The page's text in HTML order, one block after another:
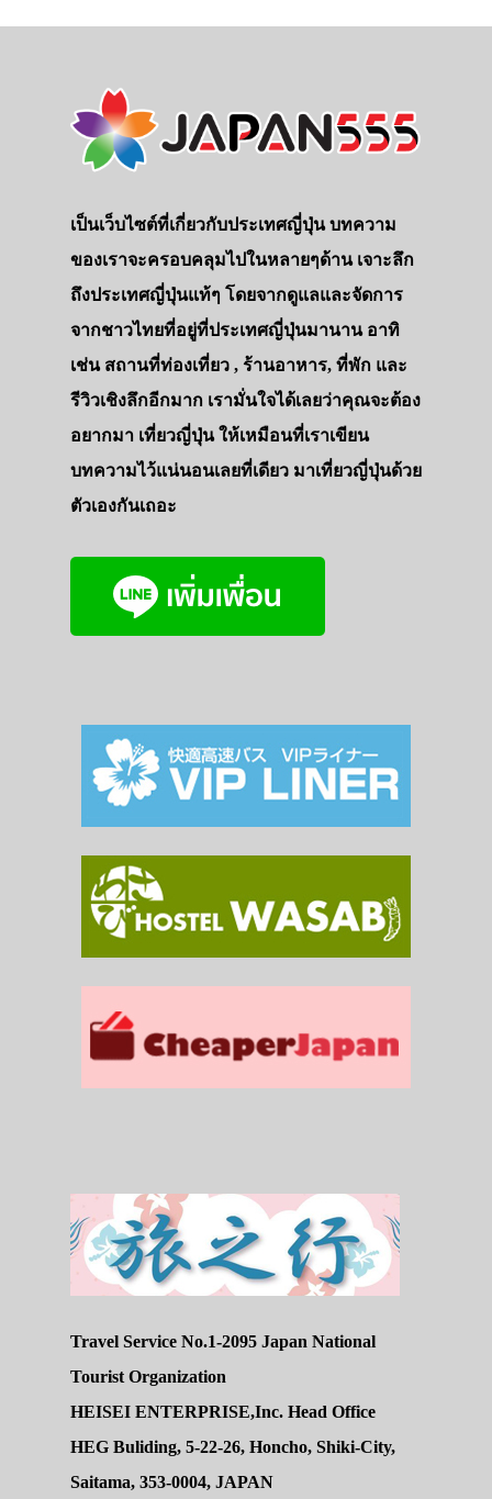
เป็นเว็บไซต์ที่เกี่ยวกับประเทศญี่ปุ่น บทความ
ของเราจะครอบคลุมไปในหลายๆด้าน เจาะลึก
ถึงประเทศญี่ปุ่นแท้ๆ โดยจากดูแลและจัดการ
จากชาวไทยที่อยู่ที่ประเทศญี่ปุ่นมานาน อาทิ
เช่น สถานที่ท่องเที่ยว , ร้านอาหาร, ที่พัก และ
รีวิวเชิงลึกอีกมาก เรามั่นใจได้เลยว่าคุณจะต้อง
อยากมา เที่ยวญี่ปุ่น ให้เหมือนที่เราเขียน
บทความไว้แน่นอนเลยที่เดียว มาเที่ยวญี่ปุ่นด้วย
ตัวเองกันเถอะ
Travel Service No.1-2095 Japan National
Tourist Organization
HEISEI ENTERPRISE,Inc. Head Office
HEG Buliding, 5-22-26, Honcho, Shiki-City,
Saitama, 353-0004, JAPAN